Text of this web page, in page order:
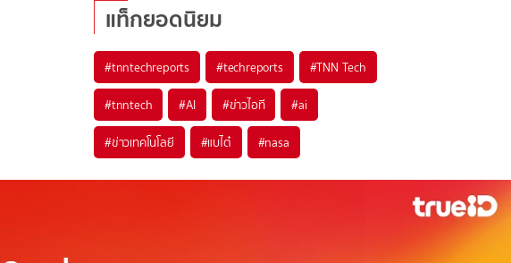
แท็กยอดนิยม
#tnntechreports #techreports #TNN Tech
#tnntech #AI #ข่าวไอที #ai
#ข่าวเทคโนโลยี #แบไต๋ #nasa